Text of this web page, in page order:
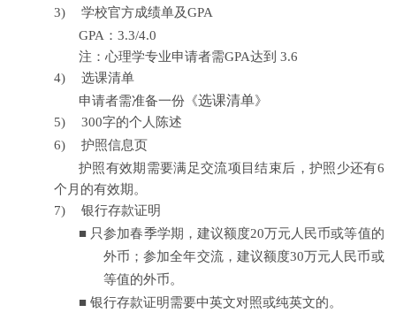
3)
学校官方成绩单及GPA
GPA ：3.3/4.0
注：心理学专业申请者需GPA达到 3.6
4)
选课清单
申请者需准备一份《选课清单》
5)
300字的个人陈述
6)
护照信息页
护照有效期需要满足交流项目结束后，护照少还有6
个月的有效期。
7)
银行存款证明
■ 只参加春季学期，建议额度20万元人民币或等值的
外币；参加全年交流，建议额度30万元人民币或
等值的外币。
■ 银行存款证明需要中英文对照或纯英文的。